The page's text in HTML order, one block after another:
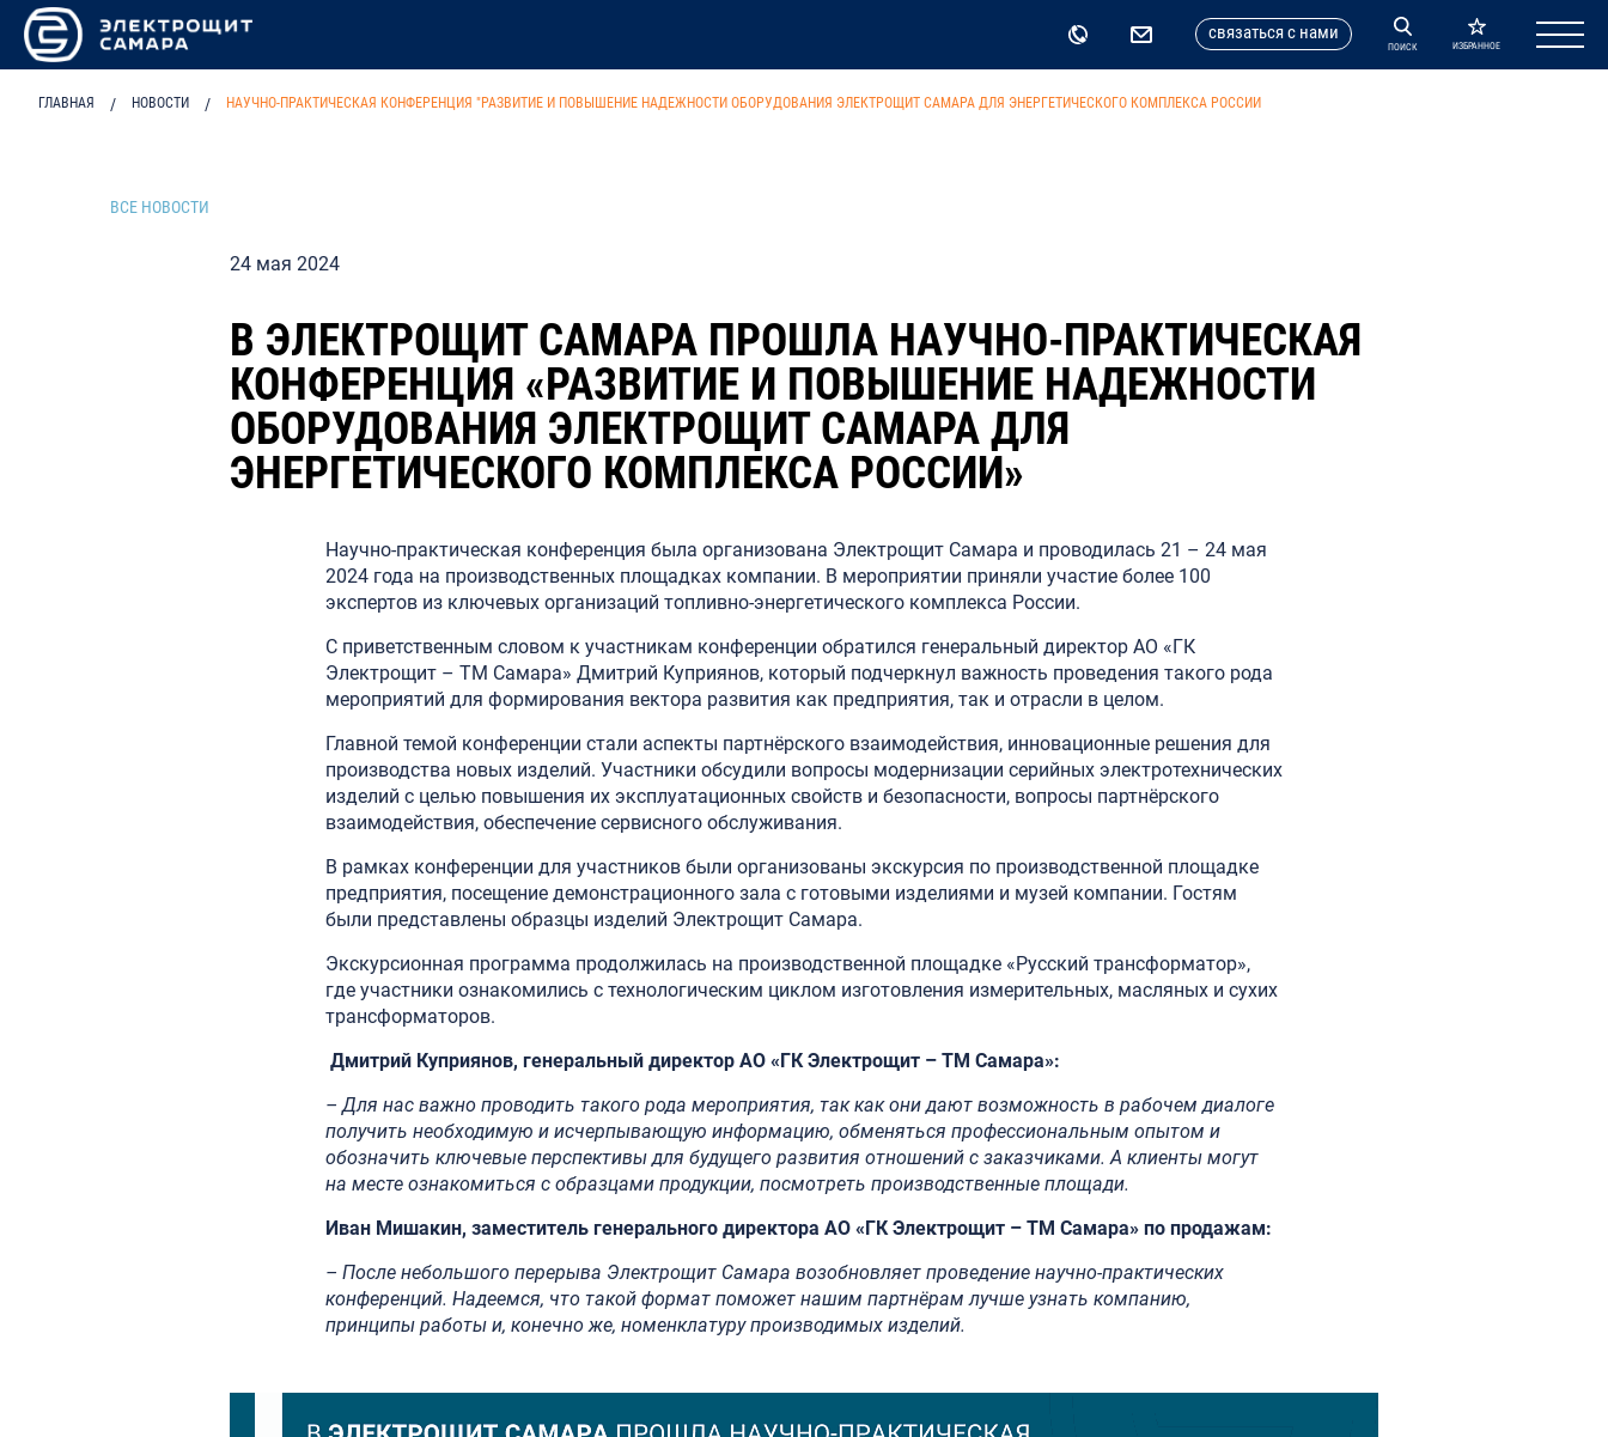
cвязаться с нами
ПОИСК ИЗБРАННОЕ
ГЛАВНАЯ / НОВОСТИ / НАУЧНО-ПРАКТИЧЕСКАЯ КОНФЕРЕНЦИЯ "РАЗВИТИЕ И ПОВЫШЕНИЕ НАДЕЖНОСТИ ОБОРУДОВАНИЯ ЭЛЕКТРОЩИТ САМАРА ДЛЯ ЭНЕРГЕТИЧЕСКОГО КОМПЛЕКСА РОССИИ
ВСЕ НОВОСТИ
24 мая 2024
В ЭЛЕКТРОЩИТ САМАРА ПРОШЛА НАУЧНО-ПРАКТИЧЕСКАЯ
КОНФЕРЕНЦИЯ «РАЗВИТИЕ И ПОВЫШЕНИЕ НАДЕЖНОСТИ
ОБОРУДОВАНИЯ ЭЛЕКТРОЩИТ САМАРА ДЛЯ
ЭНЕРГЕТИЧЕСКОГО КОМПЛЕКСА РОССИИ»
Научно-практическая конференция была организована Электрощит Самара и проводилась 21 – 24 мая
2024 года на производственных площадках компании. В мероприятии приняли участие более 100
экспертов из ключевых организаций топливно-энергетического комплекса России.
С приветственным словом к участникам конференции обратился генеральный директор АО «ГК
Электрощит – ТМ Самара» Дмитрий Куприянов, который подчеркнул важность проведения такого рода
мероприятий для формирования вектора развития как предприятия, так и отрасли в целом.
Главной темой конференции стали аспекты партнёрского взаимодействия, инновационные решения для
производства новых изделий. Участники обсудили вопросы модернизации серийных электротехнических
изделий с целью повышения их эксплуатационных свойств и безопасности, вопросы партнёрского
взаимодействия, обеспечение сервисного обслуживания.
В рамках конференции для участников были организованы экскурсия по производственной площадке
предприятия, посещение демонстрационного зала с готовыми изделиями и музей компании. Гостям
были представлены образцы изделий Электрощит Самара.
Экскурсионная программа продолжилась на производственной площадке «Русский трансформатор»,
где участники ознакомились с технологическим циклом изготовления измерительных, масляных и сухих
трансформаторов.
Дмитрий Куприянов, генеральный директор АО «ГК Электрощит – ТМ Самара»:
– Для нас важно проводить такого рода мероприятия, так как они дают возможность в рабочем диалоге
получить необходимую и исчерпывающую информацию, обменяться профессиональным опытом и
обозначить ключевые перспективы для будущего развития отношений с заказчиками. А клиенты могут
на месте ознакомиться с образцами продукции, посмотреть производственные площади.
Иван Мишакин, заместитель генерального директора АО «ГК Электрощит – ТМ Самара» по продажам:
– После небольшого перерыва Электрощит Самара возобновляет проведение научно-практических
конференций. Надеемся, что такой формат поможет нашим партнёрам лучше узнать компанию,
принципы работы и, конечно же, номенклатуру производимых изделий.